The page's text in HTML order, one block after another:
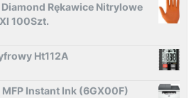
Rękawice Nitrylowe
100Szt.
Ht112A
Instant Ink (6GX00F)